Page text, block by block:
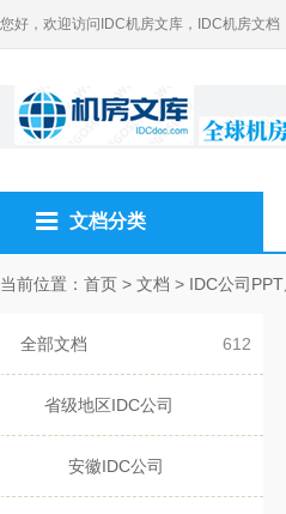
您好，欢迎访问IDC机房文库，IDC机房文
文档分类
当前位置： 首页 > 文档 > IDC公司
全部文档 612
省级地区IDC公司
安徽IDC公司